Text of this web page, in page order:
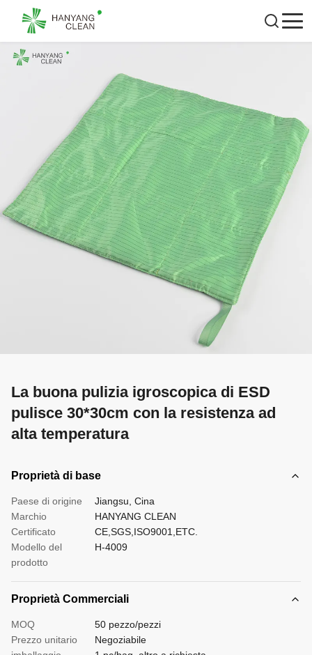
La buona pulizia igroscopica di ESD
pulisce 30*30cm con la resistenza ad
alta temperatura
Proprietà di base
Paese di origine
Jiangsu, Cina
Marchio
HANYANG CLEAN
Certificato
CE,SGS,ISO9001,ETC.
Modello del
prodotto
H-4009
Proprietà Commerciali
MOQ
50 pezzo/pezzi
Prezzo unitario
Negoziabile